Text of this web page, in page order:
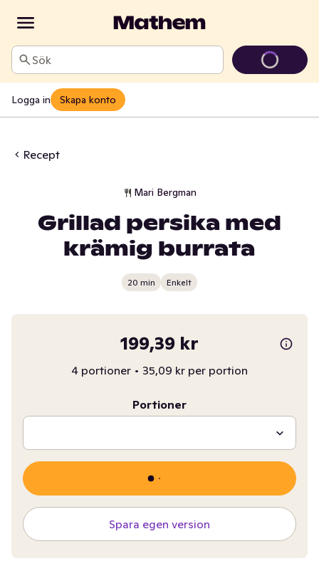
Sök
Logga in Skapa konto
Recept
Mari Bergman
Grillad persika med
krämig burrata
20 min Enkelt
199,39 kr
4 portioner • 35,09 kr per portion
Portioner
Spara egen version